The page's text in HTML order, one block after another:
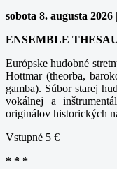
sobota 8. augusta
ENSEMBLE
Európske hudobné
Hottmar (theorba,
gamba). Súbor starej
vokálnej a
originálov historických
Vstupné 5 €
* * *